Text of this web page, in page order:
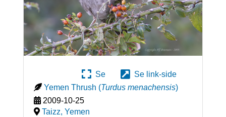
Se
Se link-side
Yemen Thrush (Turdus menachensis)
2009-10-25
Taizz, Yemen